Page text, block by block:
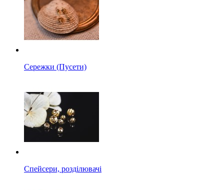
Сережки (Пусети)
Спейсери, розділювачі